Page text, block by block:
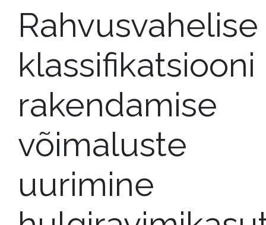
Rahvusvahelise
klassifikatsiooni
rakendamise
võimaluste
uurimine